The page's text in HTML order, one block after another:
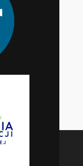
jakość
ciasteczek